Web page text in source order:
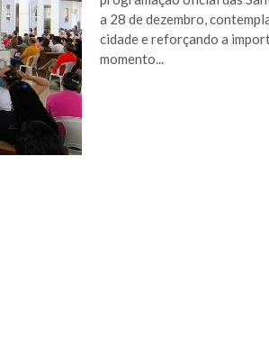
a 28 de dezembro,
cidade e reforçando a
momento...